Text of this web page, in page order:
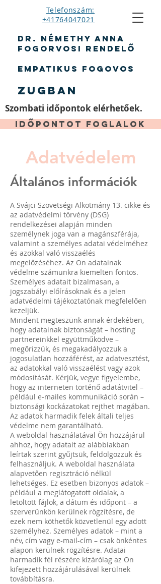
Telefonszám:
+41764047021
DR. Némethy Anna
Fogorvosi rendelő
Empatikus fogovos
Zugban
Időpontot foglalok
Szombati időpontok elérhetőek.
Adatvédelem
Általános információk
A Svájci Szövetségi Alkotmány 13. cikke és
az adatvédelmi törvény (DSG)
rendelkezései alapján minden
személynek joga van a magánszférája,
valamint a személyes adatai védelméhez
és azokkal való visszaélés
megelőzéséhez. Az Ön adatainak
védelme számunkra kiemelten fontos.
Személyes adatait bizalmasan, a
jogszabályi előírásoknak és a jelen
adatvédelmi tájékoztatónak megfelelően
kezeljük.
Mindent megteszünk annak érdekében,
hogy adatainak biztonságát – hosting
partnereinkkel együttműködve –
megőrizzük, és megakadályozzuk a
jogosulatlan hozzáférést, az adatvesztést,
az adatokkal való visszaélést vagy azok
módosítását. Kérjük, vegye figyelembe,
hogy az interneten történő adatátvitel –
például e-mailes kommunikáció során –
biztonsági kockázatokat rejthet magában.
Az adatok harmadik felek általi teljes
védelme nem garantálható.
A weboldal használatával Ön hozzájárul
ahhoz, hogy adatait az alábbiakban
leírtak szerint gyűjtsük, feldolgozzuk és
felhasználjuk. A weboldal használata
alapvetően regisztráció nélkül
lehetséges. Ez esetben bizonyos adatok –
például a meglátogatott oldalak, a
letöltött fájlok, a dátum és időpont – a
szerverünkön kerülnek rögzítésre, de
ezek nem köthetők közvetlenül egy adott
személyhez. Személyes adatok – mint a
név, cím vagy e-mail-cím – csak önkéntes
alapon kerülnek rögzítésre. Adatai
harmadik fél részére kizárólag az Ön
kifejezett hozzájárulásával kerülnek
továbbításra.